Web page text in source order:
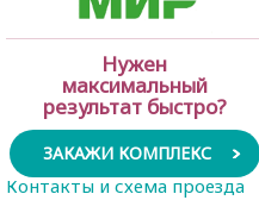
Нужен
максимальный
результат быстро?
ЗАКАЖИ КОМПЛЕКС
Контакты и схема проезда